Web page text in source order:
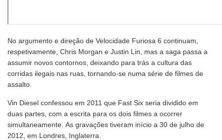
No argumento e direção de Velocidade Furiosa 6 continuam,
respetivamente, Chris Morgan e Justin Lin, mas a saga passa a
assumir novos contornos, deixando para trás a cultura das
corridas ilegais nas ruas, tornando-se numa série de filmes de
assalto.
Vin Diesel confessou em 2011 que Fast Six seria dividido em
duas partes, com a escrita para os dois filmes a ocorrer
simultaneamente. As gravações tiveram início a 30 de julho de
2012, em Londres, Inglaterra.